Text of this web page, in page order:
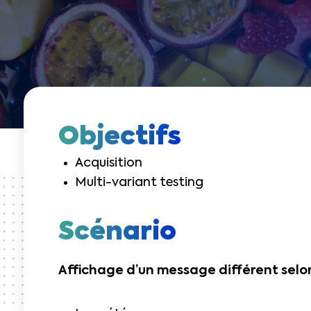
Objectifs
Acquisition
Multi-variant testing
Scénario
Affichage d’un message différent